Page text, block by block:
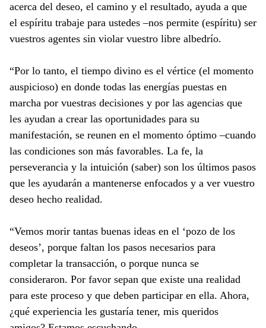
acerca del deseo, el camino y el resultado, ayuda a que
el espíritu trabaje para ustedes –nos permite (espíritu) ser
vuestros agentes sin violar vuestro libre albedrío.
“Por lo tanto, el tiempo divino es el vértice (el momento
auspicioso) en donde todas las energías puestas en
marcha por vuestras decisiones y por las agencias que
les ayudan a crear las oportunidades para su
manifestación, se reunen en el momento óptimo –cuando
las condiciones son más favorables. La fe, la
perseverancia y la intuición (saber) son los últimos pasos
que les ayudarán a mantenerse enfocados y a ver vuestro
deseo hecho realidad.
“Vemos morir tantas buenas ideas en el ‘pozo de los
deseos’, porque faltan los pasos necesarios para
completar la transacción, o porque nunca se
consideraron. Por favor sepan que existe una realidad
para este proceso y que deben participar en ella. Ahora,
¿qué experiencia les gustaría tener, mis queridos